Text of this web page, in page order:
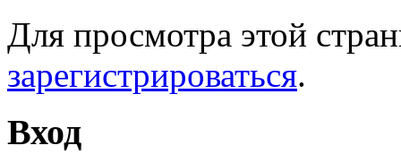
Для просмотра этой
зарегистрироваться.
Вход